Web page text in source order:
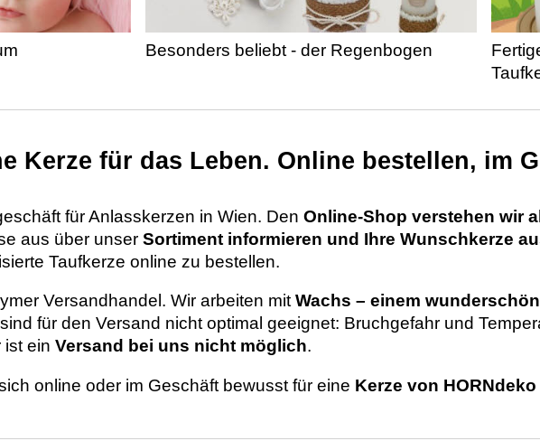
Besonders beliebt - der Regenbogen
Kerze für das Leben. Online bestellen, im
für Anlasskerzen in Wien. Den Online-Shop verstehen wir
aus über unser Sortiment informieren und Ihre Wunschkerze
Taufkerze online zu bestellen.
Versandhandel. Wir arbeiten mitWachs – einem
für den Versand nicht optimal geeignet: Bruchgefahr und
ist ein Versand bei uns nicht möglich.
online oder im Geschäft bewusst für eine Kerze von HORNdeko